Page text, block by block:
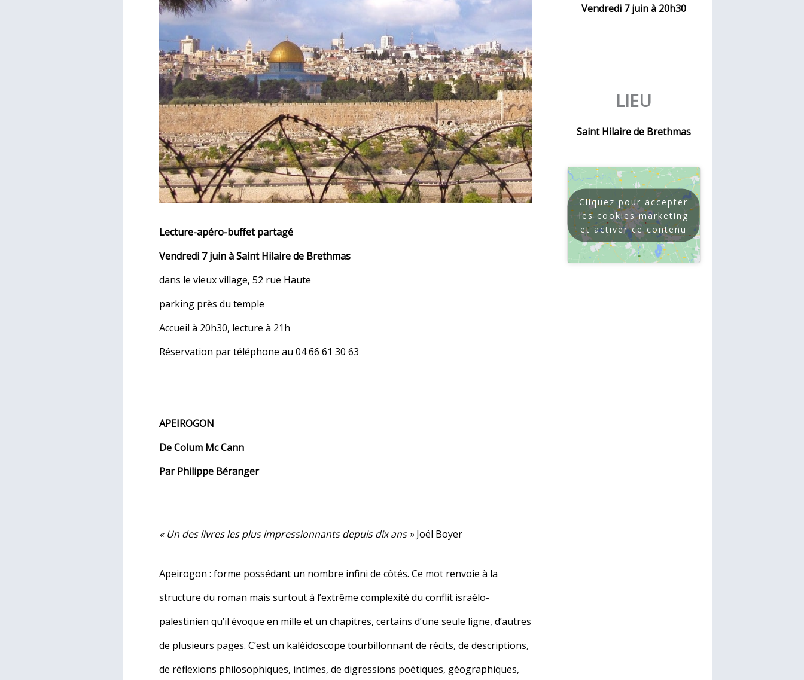
Lecture-apéro-buffet partagé
Vendredi 7 juin à Saint Hilaire de Brethmas
dans le vieux village, 52 rue Haute
parking près du temple
Accueil à 20h30, lecture à 21h
Réservation par téléphone au 04 66 61 30 63
APEIROGON
De Colum Mc Cann
Par Philippe Béranger
« Un des livres les plus impressionnants depuis dix ans »Joël Boyer
Apeirogon : forme possédant un nombre infini de côtés. Ce mot renvoie à la
structure du roman mais surtout à l’extrême complexité du conflit israélo-
palestinien qu’il évoque en mille et un chapitres, certains d’une seule ligne, d’autres
de plusieurs pages. C’est un kaléidoscope tourbillonnant de récits, de descriptions,
de réflexions philosophiques, intimes, de digressions poétiques, géographiques,
Vendredi 7 juin à 20h30
LIEU
Saint Hilaire de Brethmas
Cliquez pour accepter
les cookies marketing
et activer ce contenu